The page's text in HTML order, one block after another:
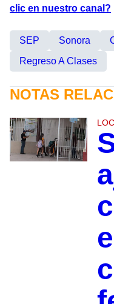
clic en nuestro canal?
SEP Sonora
Regreso A Clases
NOTAS